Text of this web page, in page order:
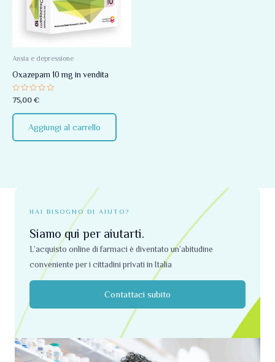
Ansia e depressione
Oxazepam 10 mg in vendita
Valutato
0
su
5
75,00 €
Aggiungi al carrello
HAI BISOGNO DI AIUTO?
Siamo qui per aiutarti.
L’acquisto online di farmaci è diventato un’abitudine
conveniente per i cittadini privati ​​in Italia
Contattaci subito